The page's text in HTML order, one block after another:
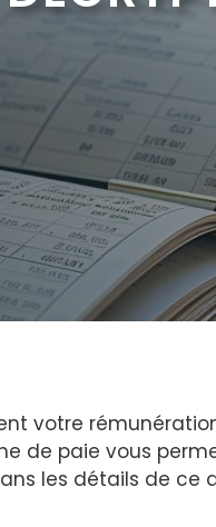
votre
de paie vous
les détails de ce